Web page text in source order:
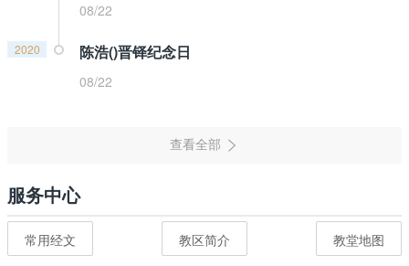
08/22
2020 陈浩()晋铎纪念日
08/22
服务中心
常用经文 教区简介 教堂地图